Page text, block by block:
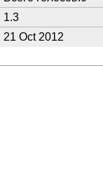
1.3
21 Oct 2012